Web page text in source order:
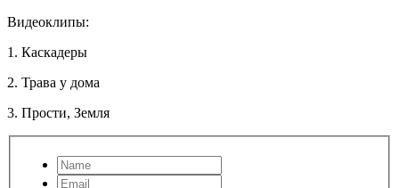
Видеоклипы:
1. Каскадеры
2. Трава у дома
3. Прости, Земля